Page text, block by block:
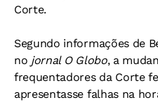
Corte.
Segundo informações de
no jornal O Globo, a
frequentadores da Corte
apresentasse falhas na